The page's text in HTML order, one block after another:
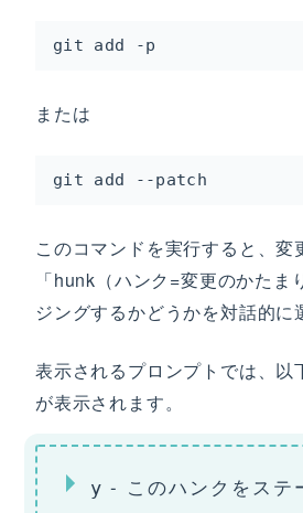
git add -p
または
git add --patch
このコマンドを実行すると、変
「hunk（ハンク=変更のかたま
ジングするかどうかを対話的に
表示されるプロンプトでは、以
が表示されます。
y - このハンクをステ